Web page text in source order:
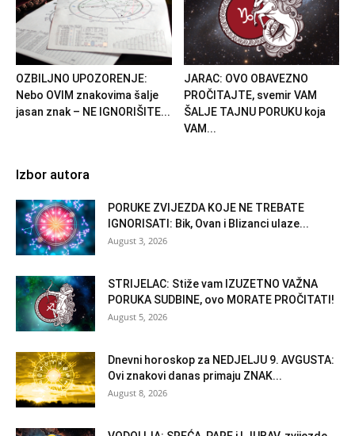
OZBILJNO UPOZORENJE:
Nebo OVIM znakovima šalje
jasan znak – NE IGNORIŠITE...
JARAC: OVO OBAVEZNO
PROČITAJTE, svemir VAM
ŠALJE TAJNU PORUKU koja
VAM...
Izbor autora
PORUKE ZVIJEZDA KOJE NE TREBATE
IGNORISATI: Bik, Ovan i Blizanci ulaze...
August 3, 2026
STRIJELAC: Stiže vam IZUZETNO VAŽNA
PORUKA SUDBINE, ovo MORATE PROČITATI!
August 5, 2026
Dnevni horoskop za NEDJELJU 9. AVGUSTA:
Ovi znakovi danas primaju ZNAK...
August 8, 2026